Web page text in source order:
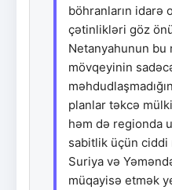
böhranların idarə
çətinlikləri göz
Netanyahunun bu
mövqeyinin
planlar təkcə
həm də regionda
sabitlik üçün ciddi
Suriya və
müqayisə etmək